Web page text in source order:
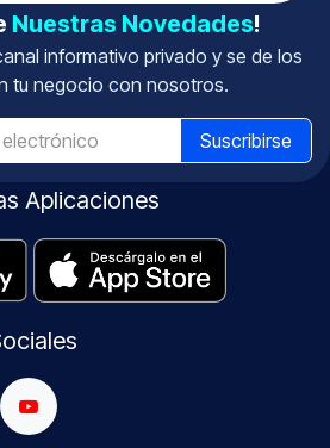
Nuestras Novedades!
informativo privado y se de los
tu negocio con nosotros.
Suscribirse
Aplicaciones